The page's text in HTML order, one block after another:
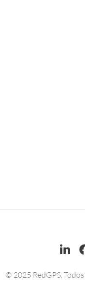
© 2025 RedGPS.